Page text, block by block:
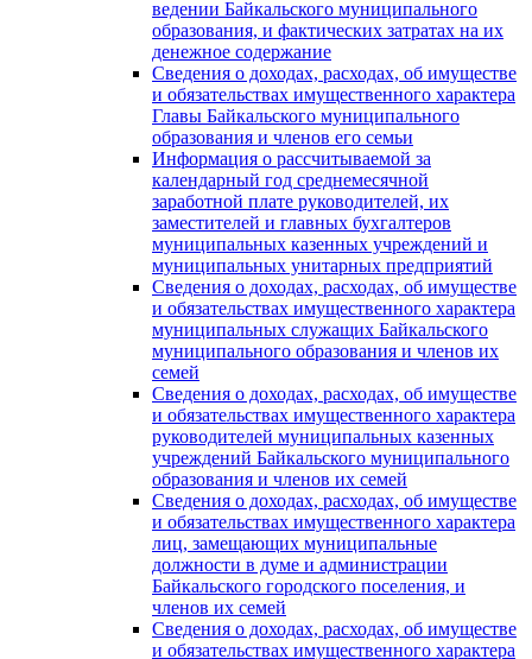
ведении Байкальского муниципального
образования, и фактических затратах на их
денежное содержание
Сведения о доходах, расходах, об имуществе
и обязательствах имущественного характера
Главы Байкальского муниципального
образования и членов его семьи
Информация о рассчитываемой за
календарный год среднемесячной
заработной плате руководителей, их
заместителей и главных бухгалтеров
муниципальных казенных учреждений и
муниципальных унитарных предприятий
Сведения о доходах, расходах, об имуществе
и обязательствах имущественного характера
муниципальных служащих Байкальского
муниципального образования и членов их
семей
Сведения о доходах, расходах, об имуществе
и обязательствах имущественного характера
руководителей муниципальных казенных
учреждений Байкальского муниципального
образования и членов их семей
Сведения о доходах, расходах, об имуществе
и обязательствах имущественного характера
лиц, замещающих муниципальные
должности в думе и администрации
Байкальского городского поселения, и
членов их семей
Сведения о доходах, расходах, об имуществе
и обязательствах имущественного характера